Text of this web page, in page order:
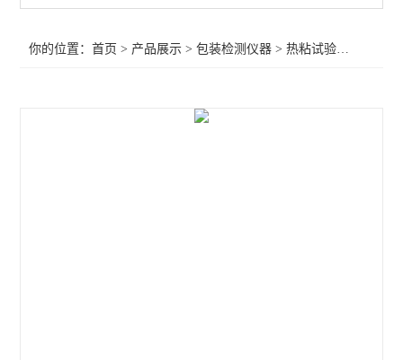
你的位置：首页 > 产品展示 >包装检测仪器 >热粘试验仪